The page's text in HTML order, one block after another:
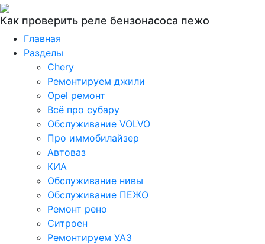
Как проверить реле бензонасоса пежо
Главная
Разделы
Chery
Ремонтируем джили
Opel ремонт
Всё про субару
Обслуживание VOLVO
Про иммобилайзер
Автоваз
КИА
Обслуживание нивы
Обслуживание ПЕЖО
Ремонт рено
Ситроен
Ремонтируем УАЗ